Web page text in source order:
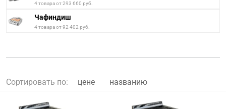
4 товара от 293 660 руб.
Чафиндиш
4 товара от 92 402 руб.
Сортировать по: цене названию